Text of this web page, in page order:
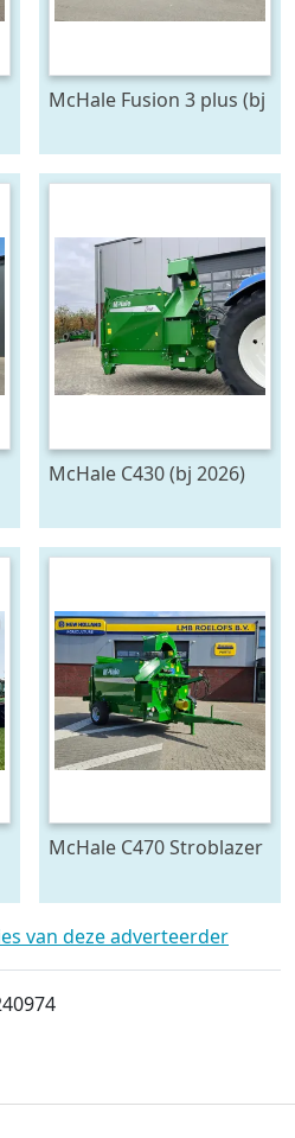
McHale Fusion 3 plus (bj
McHale C430 (bj 2026)
McHale C470 Stroblazer
van deze adverteerder